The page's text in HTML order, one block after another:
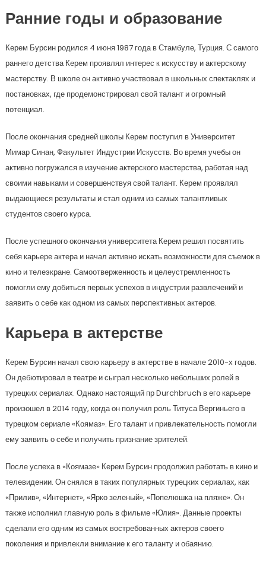
Ранние годы и образование
Керем Бурсин родился 4 июня 1987 года в Стамбуле, Турция. С самого
раннего детства Керем проявлял интерес к искусству и актерскому
мастерству. В школе он активно участвовал в школьных спектаклях и
постановках, где продемонстрировал свой талант и огромный
потенциал.
После окончания средней школы Керем поступил в Университет
Мимар Синан, Факультет Индустрии Искусств. Во время учебы он
активно погружался в изучение актерского мастерства, работая над
своими навыками и совершенствуя свой талант. Керем проявлял
выдающиеся результаты и стал одним из самых талантливых
студентов своего курса.
После успешного окончания университета Керем решил посвятить
себя карьере актера и начал активно искать возможности для съемок в
кино и телеэкране. Самоотверженность и целеустремленность
помогли ему добиться первых успехов в индустрии развлечений и
заявить о себе как одном из самых перспективных актеров.
Карьера в актерстве
Керем Бурсин начал свою карьеру в актерстве в начале 2010-х годов.
Он дебютировал в театре и сыграл несколько небольших ролей в
турецких сериалах. Однако настоящий пр Durchbruch в его карьере
произошел в 2014 году, когда он получил роль Титуса Вергиньего в
турецком сериале «Коямаз». Его талант и привлекательность помогли
ему заявить о себе и получить признание зрителей.
После успеха в «Коямазе» Керем Бурсин продолжил работать в кино и
телевидении. Он снялся в таких популярных турецких сериалах, как
«Прилив», «Интернет», «Ярко зеленый», «Попелюшка на пляже». Он
также исполнил главную роль в фильме «Юлия». Данные проекты
сделали его одним из самых востребованных актеров своего
поколения и привлекли внимание к его таланту и обаянию.